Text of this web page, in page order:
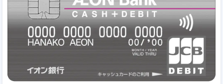
テスト・テスト
テストテスト
カテゴリーから探す